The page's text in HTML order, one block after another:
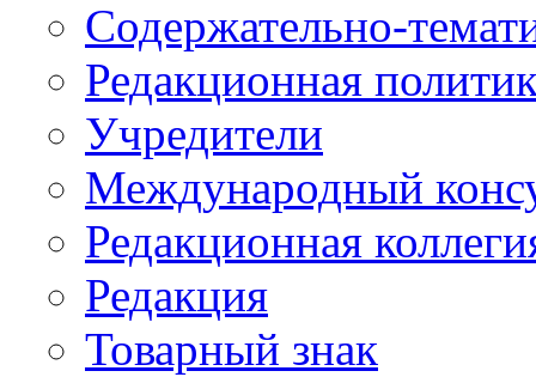
Содержательно-
Редакционная
Учредители
Международный
Редакционная
Редакция
Товарный знак